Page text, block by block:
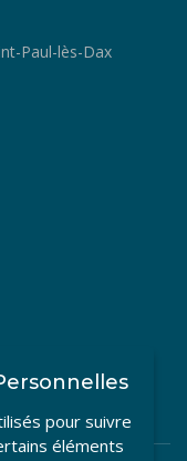
Paul-lès-Dax
pour suivre
éléments